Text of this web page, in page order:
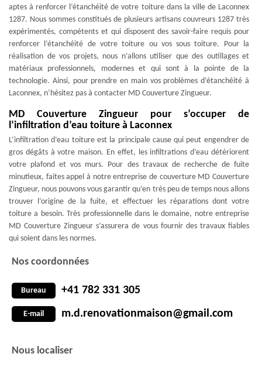
aptes à renforcer l’étanchéité de votre toiture dans la ville de Laconnex
1287. Nous sommes constitués de plusieurs artisans couvreurs 1287 très
expérimentés, compétents et qui disposent des savoir-faire requis pour
renforcer l’étanchéité de votre toiture ou vos sous toiture. Pour la
réalisation de vos projets, nous n’allons utiliser que des outillages et
matériaux professionnels, modernes et qui sont à la pointe de la
technologie. Ainsi, pour prendre en main vos problèmes d’étanchéité à
Laconnex, n’hésitez pas à contacter MD Couverture Zingueur.
MD Couverture Zingueur pour s’occuper de
l’infiltration d’eau toiture à Laconnex
L’infiltration d’eau toiture est la principale cause qui peut engendrer de
gros dégâts à votre maison. En effet, les infiltrations d’eau détériorent
votre plafond et vos murs. Pour des travaux de recherche de fuite
minutieux, faites appel à notre entreprise de couverture MD Couverture
Zingueur, nous pouvons vous garantir qu’en très peu de temps nous allons
trouver l’origine de la fuite, et effectuer les réparations dont votre
toiture a besoin. Très professionnelle dans le domaine, notre entreprise
MD Couverture Zingueur s’assurera de vous fournir des travaux fiables
qui soient dans les normes.
Nos coordonnées
Bureau +41 782 331 305
E-mail m.d.renovationmaison@gmail.com
Nous localiser